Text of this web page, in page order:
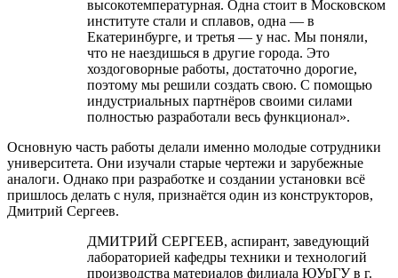
высокотемпературная. Одна стоит в Московском
институте стали и сплавов, одна — в
Екатеринбурге, и третья — у нас. Мы поняли,
что не наездишься в другие города. Это
хоздоговорные работы, достаточно дорогие,
поэтому мы решили создать свою. С помощью
индустриальных партнёров своими силами
полностью разработали весь функционал».
Основную часть работы делали именно молодые сотрудники
университета. Они изучали старые чертежи и зарубежные
аналоги. Однако при разработке и создании установки всё
пришлось делать с нуля, признаётся один из конструкторов,
Дмитрий Сергеев.
ДМИТРИЙ СЕРГЕЕВ, аспирант, заведующий
лабораторией кафедры техники и технологий
производства материалов филиала ЮУрГУ в г.